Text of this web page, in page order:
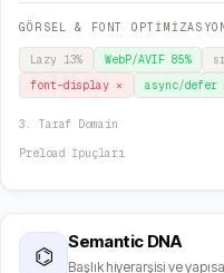
GÖRSEL & FONT
Lazy 13% WebP/AVIF 85%
font-display ✕ async/defer
3. Taraf Domain
Preload İpuçları
⌬
Semantic DNA
Başlık hiyerarşisi ve